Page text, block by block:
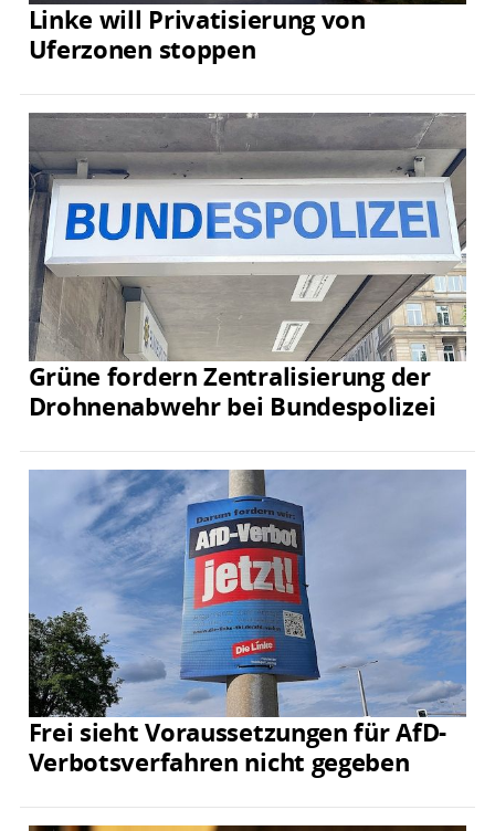
Linke will Privatisierung von
Uferzonen stoppen
Grüne fordern Zentralisierung der
Drohnenabwehr bei Bundespolizei
Frei sieht Voraussetzungen für AfD-
Verbotsverfahren nicht gegeben